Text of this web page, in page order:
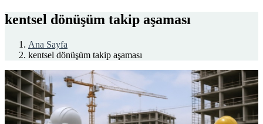
kentsel dönüşüm takip aşaması
Ana Sayfa
kentsel dönüşüm takip aşaması